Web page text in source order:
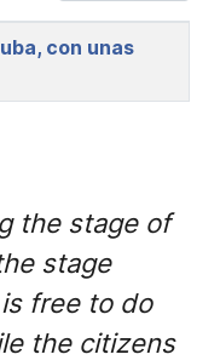
con unas
the stage of
stage
free to do
the citizens